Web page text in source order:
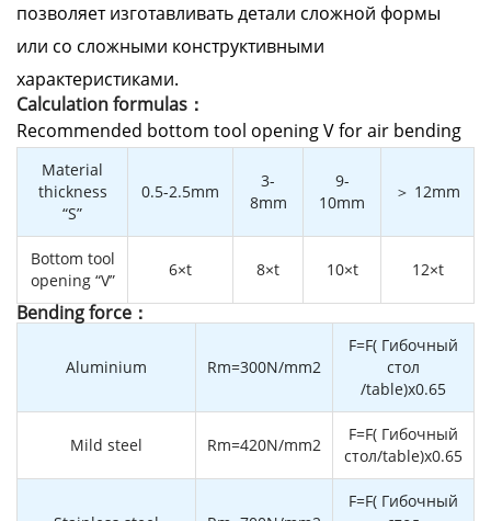
позволяет изготавливать детали сложной формы
или со сложными конструктивными
характеристиками.
Calculation formulas：
Recommended bottom tool opening V for air bending
Material
thickness
“S”
0.5-2.5mm
3-
8mm
9-
10mm
＞ 12mm
Bottom tool
opening “V”
6×t 8×t 10×t 12×t
Bending force：
Aluminium Rm=300N/mm2
F=F( Гибочный
стол
/table)x0.65
Mild steel Rm=420N/mm2
F=F( Гибочный
стол/table)x0.65
F=F( Гибочный